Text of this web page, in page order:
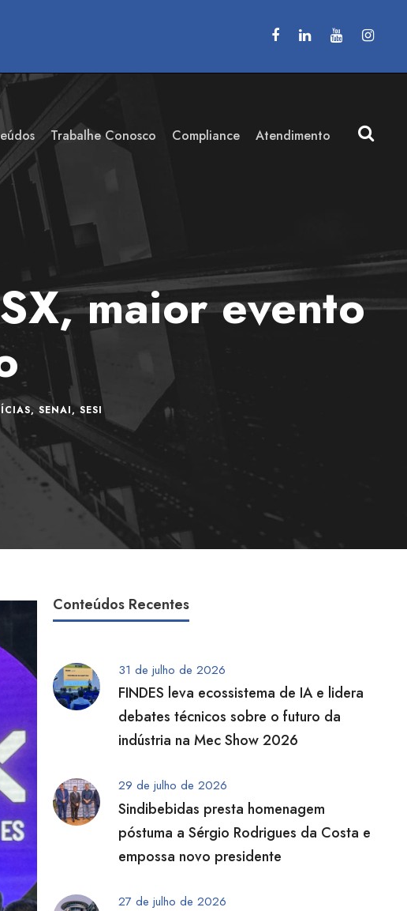
Trabalhe Conosco Compliance Atendimento
maior evento
, SENAI, SESI
Conteúdos Recentes
31 de julho de 2026
FINDES leva ecossistema de IA e lidera
debates técnicos sobre o futuro da
indústria na Mec Show 2026
29 de julho de 2026
Sindibebidas presta homenagem
póstuma a Sérgio Rodrigues da Costa e
empossa novo presidente
27 de julho de 2026